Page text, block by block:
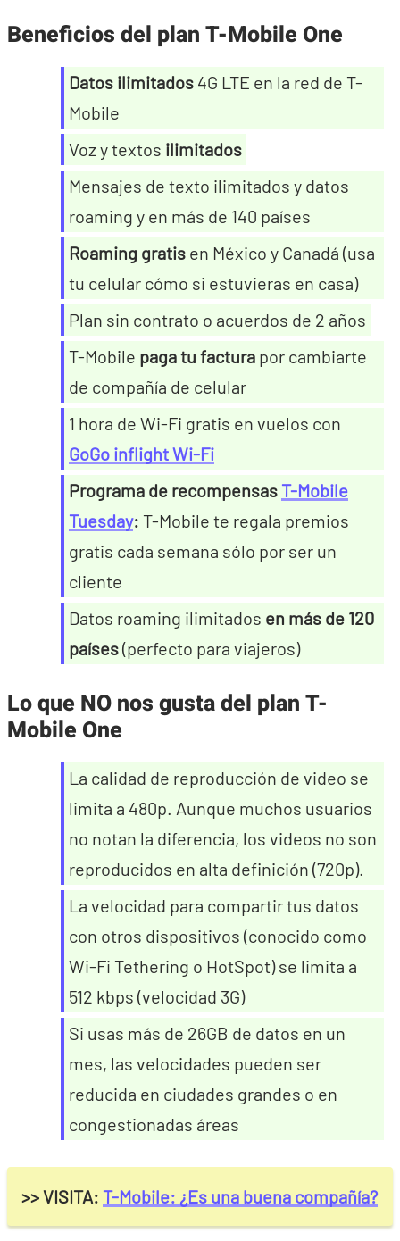
Beneficios del plan T-Mobile One
Datos ilimitados 4G LTE en la red de T-
Mobile
Voz y textos ilimitados
Mensajes de texto ilimitados y datos
roaming y en más de 140 países
Roaming gratis en México y Canadá (usa
tu celular cómo si estuvieras en casa)
Plan sin contrato o acuerdos de 2 años
T-Mobile paga tu factura por cambiarte
de compañía de celular
1 hora de Wi-Fi gratis en vuelos con
GoGo inflight Wi-Fi
Programa de recompensas T-Mobile
Tuesday: T-Mobile te regala premios
gratis cada semana sólo por ser un
cliente
Datos roaming ilimitados en más de 120
países(perfecto para viajeros)
Lo que NO nos gusta del plan T-
Mobile One
La calidad de reproducción de video se
limita a 480p. Aunque muchos usuarios
no notan la diferencia, los videos no son
reproducidos en alta definición (720p).
La velocidad para compartir tus datos
con otros dispositivos (conocido como
Wi-Fi Tethering o HotSpot) se limita a
512 kbps (velocidad 3G)
Si usas más de 26GB de datos en un
mes, las velocidades pueden ser
reducida en ciudades grandes o en
congestionadas áreas
>> VISITA: T-Mobile: ¿Es una buena compañía?